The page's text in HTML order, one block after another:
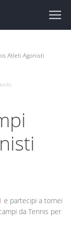
Atleti Agonisti
.
e partecipi a tornei
da Tennis per